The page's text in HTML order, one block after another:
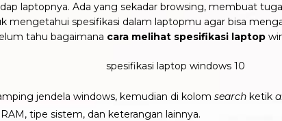
laptopnya. Ada yang sekadar browsing, membuat
mengetahui spesifikasi dalam laptopmu agar bisa
tahu bagaimana cara melihat spesifikasi laptop
jendela windows, kemudian di kolom search ketik
tipe sistem, dan keterangan lainnya.